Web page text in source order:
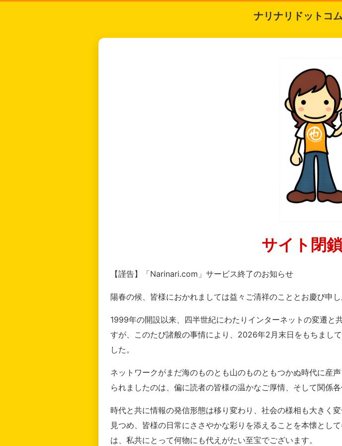
ナリナリドットコ
サイト閉
【謹告】「Narinari.com」サービス終了のお知らせ
陽春の候、皆様におかれましては益々ご清祥のこととお慶び申し
1999年の開設以来、四半世紀にわたりインターネットの変遷と
すが、このたび諸般の事情により、2026年2月末日をもちまし
した。
ネットワークがまだ海のものとも山のものともつかぬ時代に産
られましたのは、偏に読者の皆様の温かなご厚情、そして関係
時代と共に情報の発信形態は移り変わり、社会の様相も大きく
見つめ、皆様の日常にささやかな彩りを添えることを本懐とし
は、私共にとって何物にも代えがたい至宝でございます。